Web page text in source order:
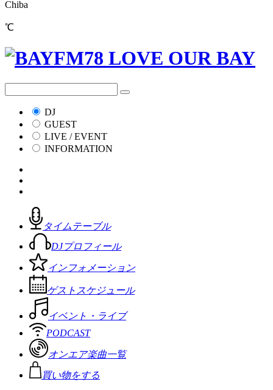
Chiba
℃
DJ
GUEST
LIVE / EVENT
INFORMATION
タイムテーブル
DJプロフィール
インフォメーション
ゲストスケジュール
イベント・ライブ
PODCAST
オンエア楽曲一覧
買い物をする